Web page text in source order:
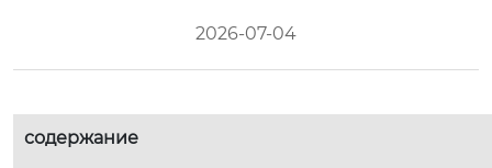
2026-07-04
содержание